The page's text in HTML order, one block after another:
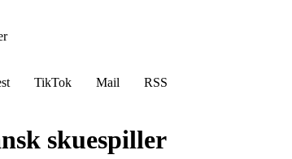
TikTok Mail
RSS
skuespiller